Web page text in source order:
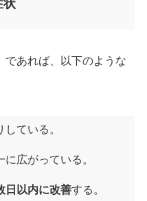
状
であれば、以下のような
ている。
広がっている。
日以内に改善する。